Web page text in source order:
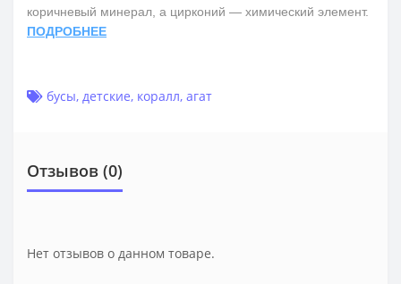
коричневый минерал, а цирконий — химический элемент.
ПОДРОБНЕЕ
бусы, детские, коралл, агат
Отзывов (0)
Нет отзывов о данном товаре.